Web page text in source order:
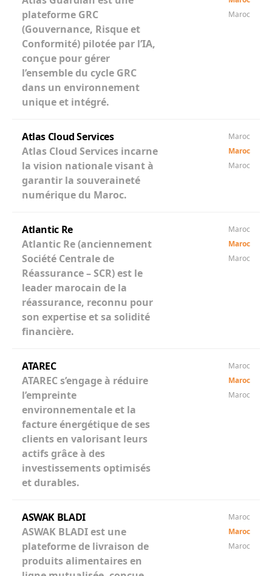
plateforme GRC
(Gouvernance, Risque et
Conformité) pilotée par l’IA,
conçue pour gérer
l’ensemble du cycle GRC
dans un environnement
unique et intégré.
Maroc
Atlas Cloud Services
Atlas Cloud Services incarne
la vision nationale visant à
garantir la souveraineté
numérique du Maroc.
Maroc
Maroc
Maroc
Atlantic Re
Atlantic Re (anciennement
Société Centrale de
Réassurance – SCR) est le
leader marocain de la
réassurance, reconnu pour
son expertise et sa solidité
financière.
Maroc
Maroc
Maroc
ATAREC
ATAREC s’engage à réduire
l’empreinte
environnementale et la
facture énergétique de ses
clients en valorisant leurs
actifs grâce à des
investissements optimisés
et durables.
Maroc
Maroc
Maroc
ASWAK BLADI
ASWAK BLADI est une
plateforme de livraison de
produits alimentaires en
Maroc
Maroc
Maroc